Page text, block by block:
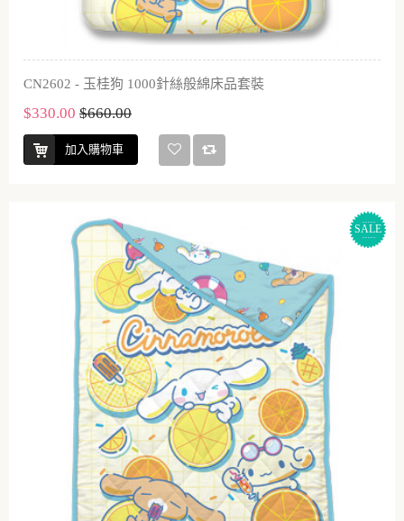
CN2602 - 玉桂狗 1000針絲般綿床品套裝
$330.00 $660.00
加入購物車
SALE